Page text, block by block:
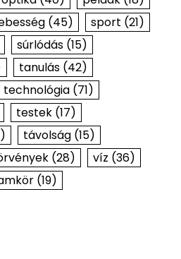
(45) sport (21)
súrlódás(15)
tanulás(42)
technológia(71)
testek(17)
távolság(15)
(28) víz (36)
(19)